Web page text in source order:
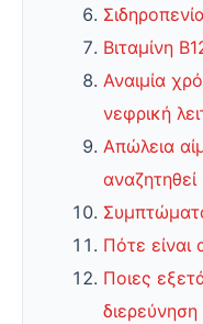
Βιταμίνη
Αναιμία
νεφρική
Απώλεια
αναζητηθεί
Πότε είναι
Ποιες
διερεύνηση